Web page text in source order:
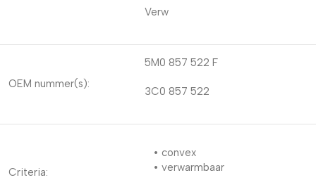
Verw
OEM nummer(s):
5M0 857 522 F
3C0 857 522
Criteria:
• convex
• verwarmbaar